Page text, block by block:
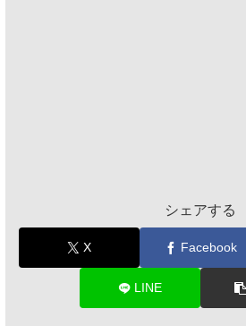
シェアする
X Facebook
LINE